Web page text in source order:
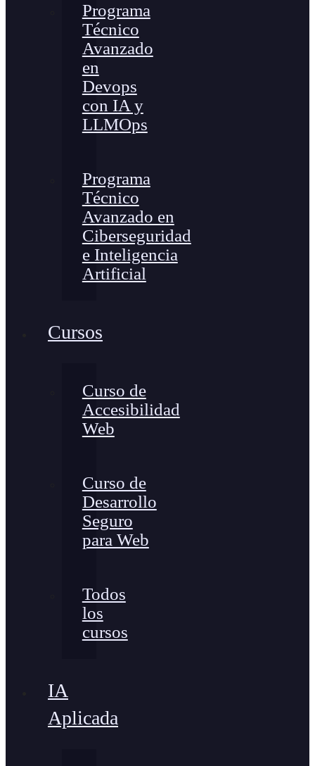
Programa
Técnico
Avanzado
en
Devops
con IA y
LLMOps
Programa
Técnico
Avanzado en
Ciberseguridad
e Inteligencia
Artificial
Cursos
Curso de
Accesibilidad
Web
Curso de
Desarrollo
Seguro
para Web
Todos
los
cursos
IA
Aplicada